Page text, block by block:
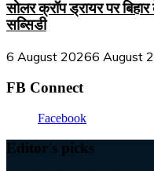
सोलर क्रॉप ड्रायर पर
सब्सिडी
6 August 20266 August
FB Connect
Facebook
Editor's picks